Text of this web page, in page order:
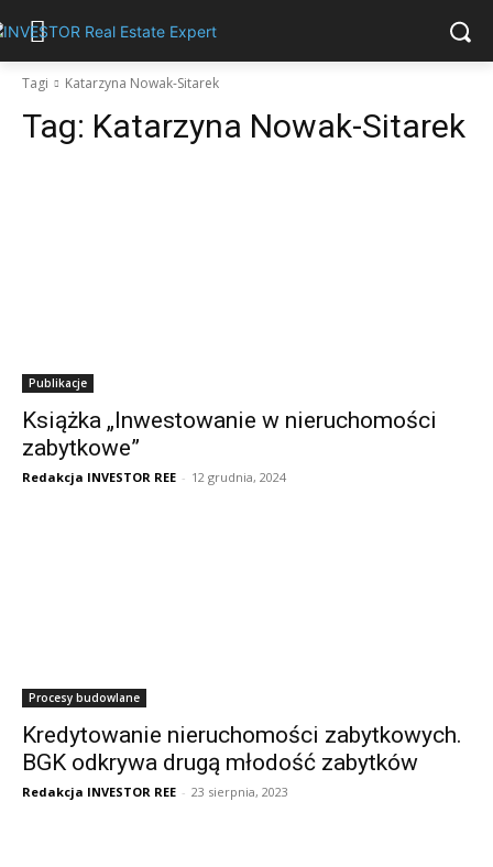
Tagi Katarzyna Nowak-Sitarek
Tag: Katarzyna Nowak-Sitarek
Publikacje
Książka „Inwestowanie w nieruchomości
zabytkowe”
Redakcja INVESTOR REE - 12 grudnia, 2024
Procesy budowlane
Kredytowanie nieruchomości zabytkowych.
BGK odkrywa drugą młodość zabytków
Redakcja INVESTOR REE - 23 sierpnia, 2023